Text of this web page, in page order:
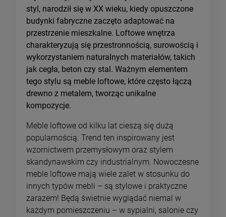
styl, narodził się w XX wieku, kiedy opuszczone
budynki fabryczne zaczęto adaptować na
przestrzenie mieszkalne. Loftowe wnętrza
charakteryzują się przestronnością, surowością i
wykorzystaniem naturalnych materiałów, takich
jak cegła, beton czy stal. Ważnym elementem
tego stylu są meble loftowe, które często łączą
drewno z metalem, tworząc unikalne
kompozycje.
Meble loftowe od kilku lat cieszą się dużą
popularnością. Trend ten inspirowany jest
wzornictwem przemysłowym oraz stylem
skandynawskim czy industrialnym. Nowoczesne
meble loftowe mają wiele zalet w stosunku do
innych typów mebli – są stylowe i praktyczne
zarazem! Będą świetnie wyglądać niemal w
każdym pomieszczeniu – w sypialni, salonie czy